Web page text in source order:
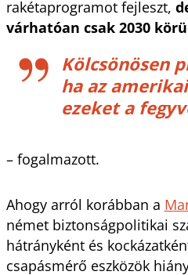
rakétaprogramot fejleszt,
várhatóan csak 2030
Kölcsönösen
ha az
ezeket a
– fogalmazott.
Ahogy arról korábban a
német biztonságpolitikai
hátrányként és
csapásmérő eszközök